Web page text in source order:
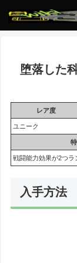
堕落した
レア度
ユニーク
戦闘能力効果が2つラ
入手方法